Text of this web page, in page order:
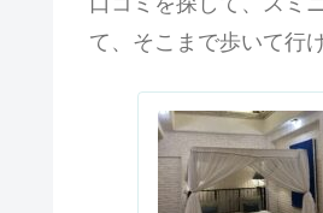
て、そこまで歩いて行